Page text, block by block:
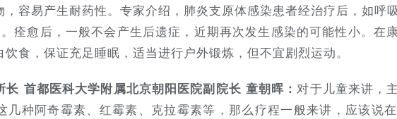
容易产生耐药性。专家介绍，肺炎支原体感染患者经治疗后，如呼
痊愈后，一般不会产生后遗症，近期再次发生感染的可能性小。在
食，保证充足睡眠，适当进行户外锻炼，但不宜剧烈运动。
长 首都医科大学附属北京朝阳医院副院长 童朝晖：对于儿童来讲，
几种阿奇霉素、红霉素、克拉霉素等，那么疗程一般来讲，应该说